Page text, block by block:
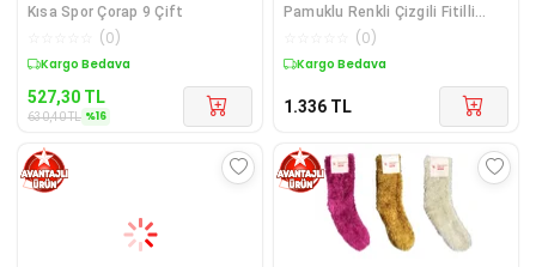
Kısa Spor Çorap 9 Çift
(0)
Sepette %16 İndirim
527,30 TL
630,40TL %16
Pamuklu Renkli Çizgili Fitilli
Kolej Spor Kadın Çorap,
(0)
Kargo Bedava
1.336 TL